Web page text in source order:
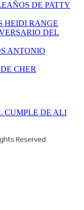
DE PATTY
HEIDI RANGE
DEL
ANTONIO
CHER
CUMPLE DE ALI
Reserved